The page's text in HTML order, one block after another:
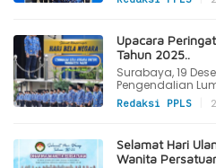
Upacara
Tahun 2025..
Surabaya, 19
Pengendalian
Redaksi PPLS
Selamat Hari
Wanita